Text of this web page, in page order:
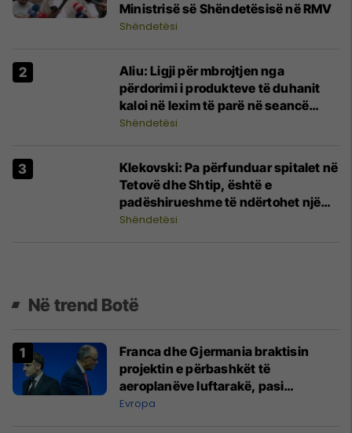
Ministrisë së Shëndetësisë në RMV
Shëndetësi
Aliu: Ligji për mbrojtjen nga
përdorimi i produkteve të duhanit
kaloi në lexim të parë në seancë
plenare
Shëndetësi
Klekovski: Pa përfunduar spitalet në
Tetovë dhe Shtip, është e
padëshirueshme të ndërtohet një
Qendër e re Klinike në Shkup
Shëndetësi
Në trend Botë
Franca dhe Gjermania braktisin
projektin e përbashkët të
aeroplanëve luftarakë, pasi
kompanitë nuk arrijnë marrëveshje
Evropa